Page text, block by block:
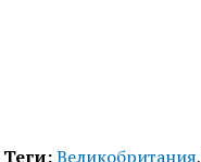
Теги:Великобритания,